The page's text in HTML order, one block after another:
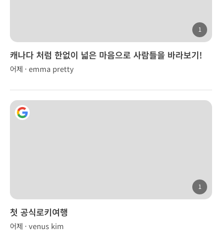
1
캐나다 처럼 한없이 넓은 마음으로 사람들을 바라보기!
어제 · emma pretty
1
첫 공식로키여행
어제 · venus kim